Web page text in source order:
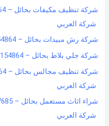
شركة العربي
شركة رش مبيدات بحائل – 0551154864 اتصل بنا – شركة العربي
شركة جلي بلاط بحائل – 0551154864 – اتصل بنا – شركة العربي
شركة العربي
شركة العربي